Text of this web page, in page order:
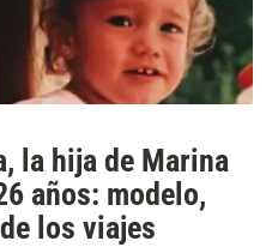
la hija de Marina
años: modelo,
los viajes